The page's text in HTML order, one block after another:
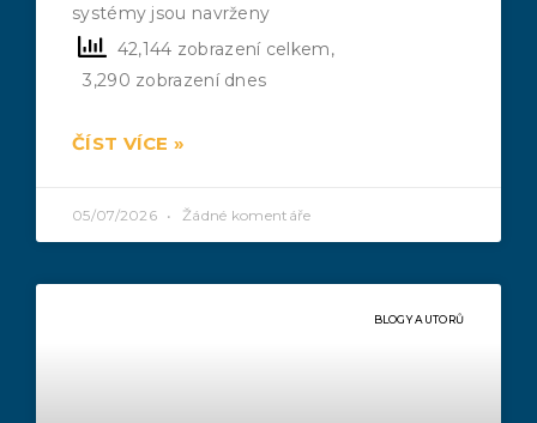
systémy jsou navrženy
42,144 zobrazení celkem,
3,290 zobrazení dnes
ČÍST VÍCE »
05/07/2026 Žádné komentáře
BLOGY AUTORŮ